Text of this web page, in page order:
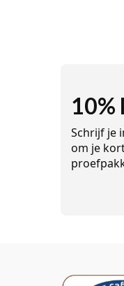
10%
Schrijf je
om je